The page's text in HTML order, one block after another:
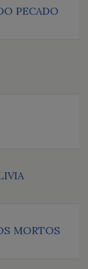
PECADO
MORTOS